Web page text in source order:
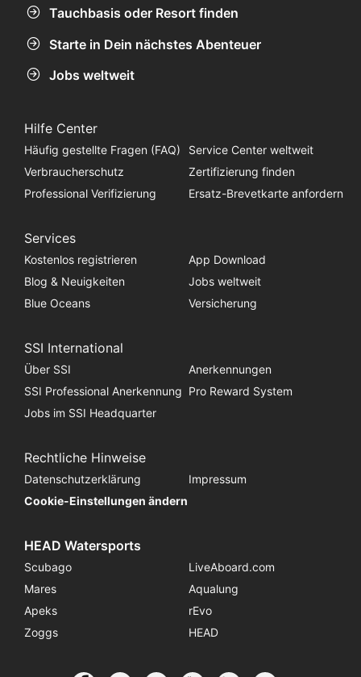
Tauchbasis oder Resort finden
Starte in Dein nächstes Abenteuer
Jobs weltweit
Hilfe Center
Häufig gestellte Fragen (FAQ)
Service Center weltweit
Verbraucherschutz
Zertifizierung finden
Professional Verifizierung
Ersatz-Brevetkarte anfordern
Services
Kostenlos registrieren
App Download
Blog & Neuigkeiten
Jobs weltweit
Blue Oceans
Versicherung
SSI International
Über SSI
Anerkennungen
SSI Professional Anerkennung Pro Reward System
Jobs im SSI Headquarter
Rechtliche Hinweise
Datenschutzerklärung
Impressum
Cookie-Einstellungen ändern
HEAD Watersports
Scubago
LiveAboard.com
Mares
Aqualung
Apeks
rEvo
Zoggs
HEAD